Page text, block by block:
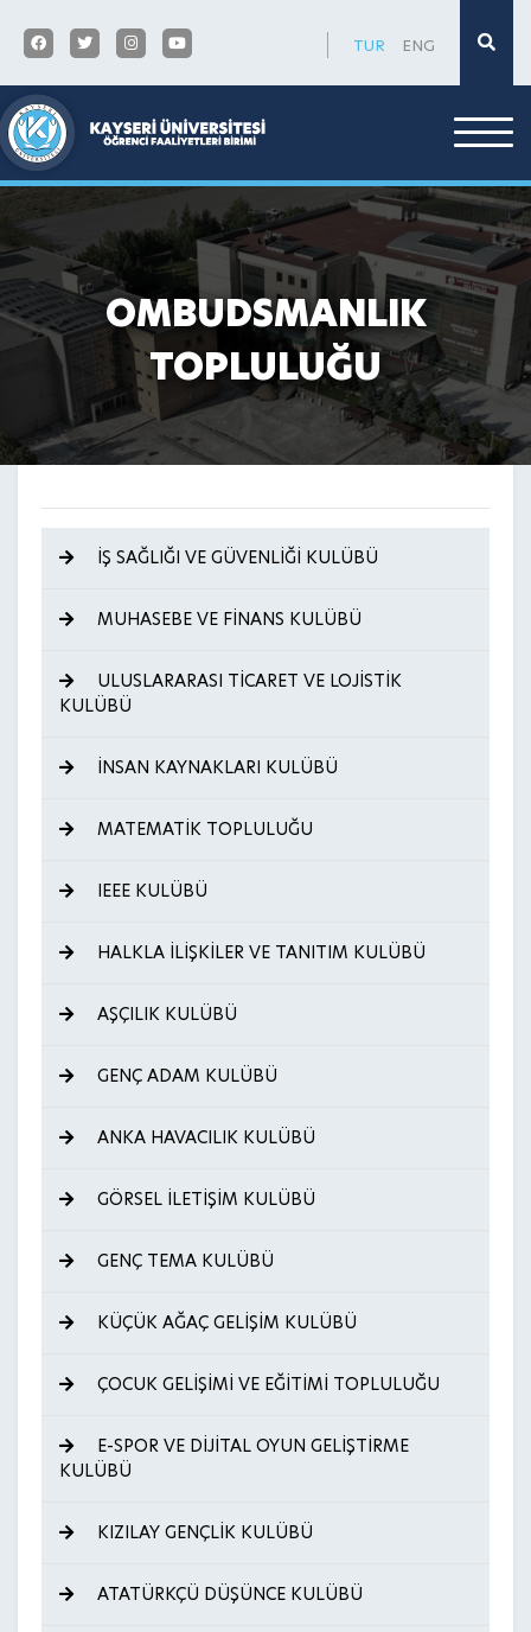
×
TUR ENG
OMBUDSMANLIK
TOPLULUĞU
İŞ SAĞLIĞI VE GÜVENLİĞİ KULÜBÜ
MUHASEBE VE FİNANS KULÜBÜ
ULUSLARARASI TİCARET VE LOJİSTİK
KULÜBÜ
İNSAN KAYNAKLARI KULÜBÜ
MATEMATİK TOPLULUĞU
IEEE KULÜBÜ
HALKLA İLİŞKİLER VE TANITIM KULÜBÜ
AŞÇILIK KULÜBÜ
GENÇ ADAM KULÜBÜ
ANKA HAVACILIK KULÜBÜ
GÖRSEL İLETİŞİM KULÜBÜ
GENÇ TEMA KULÜBÜ
KÜÇÜK AĞAÇ GELİŞİM KULÜBÜ
ÇOCUK GELİŞİMİ VE EĞİTİMİ TOPLULUĞU
E-SPOR VE DİJİTAL OYUN GELİŞTİRME
KULÜBÜ
KIZILAY GENÇLİK KULÜBÜ
ATATÜRKÇÜ DÜŞÜNCE KULÜBÜ